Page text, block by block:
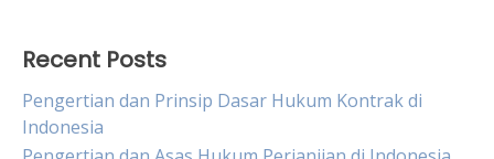
Recent Posts
Pengertian dan Prinsip Dasar Hukum Kontrak di
Indonesia